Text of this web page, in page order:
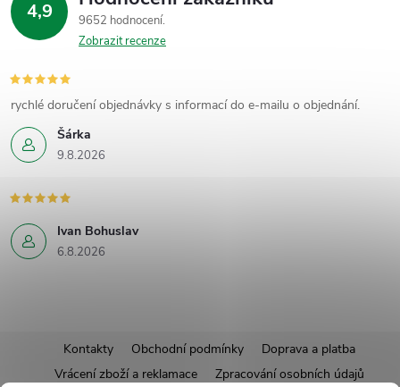
4,9
9652 hodnocení
Zobrazit recenze
Šárka
9.8.2026
rychlé doručení objednávky s informací do e-mailu o objednání.
Ivan Bohuslav
6.8.2026
Kontakty Obchodní podmínky
Doprava a platba
Vrácení zboží a reklamace
Zpracování osobních údajů